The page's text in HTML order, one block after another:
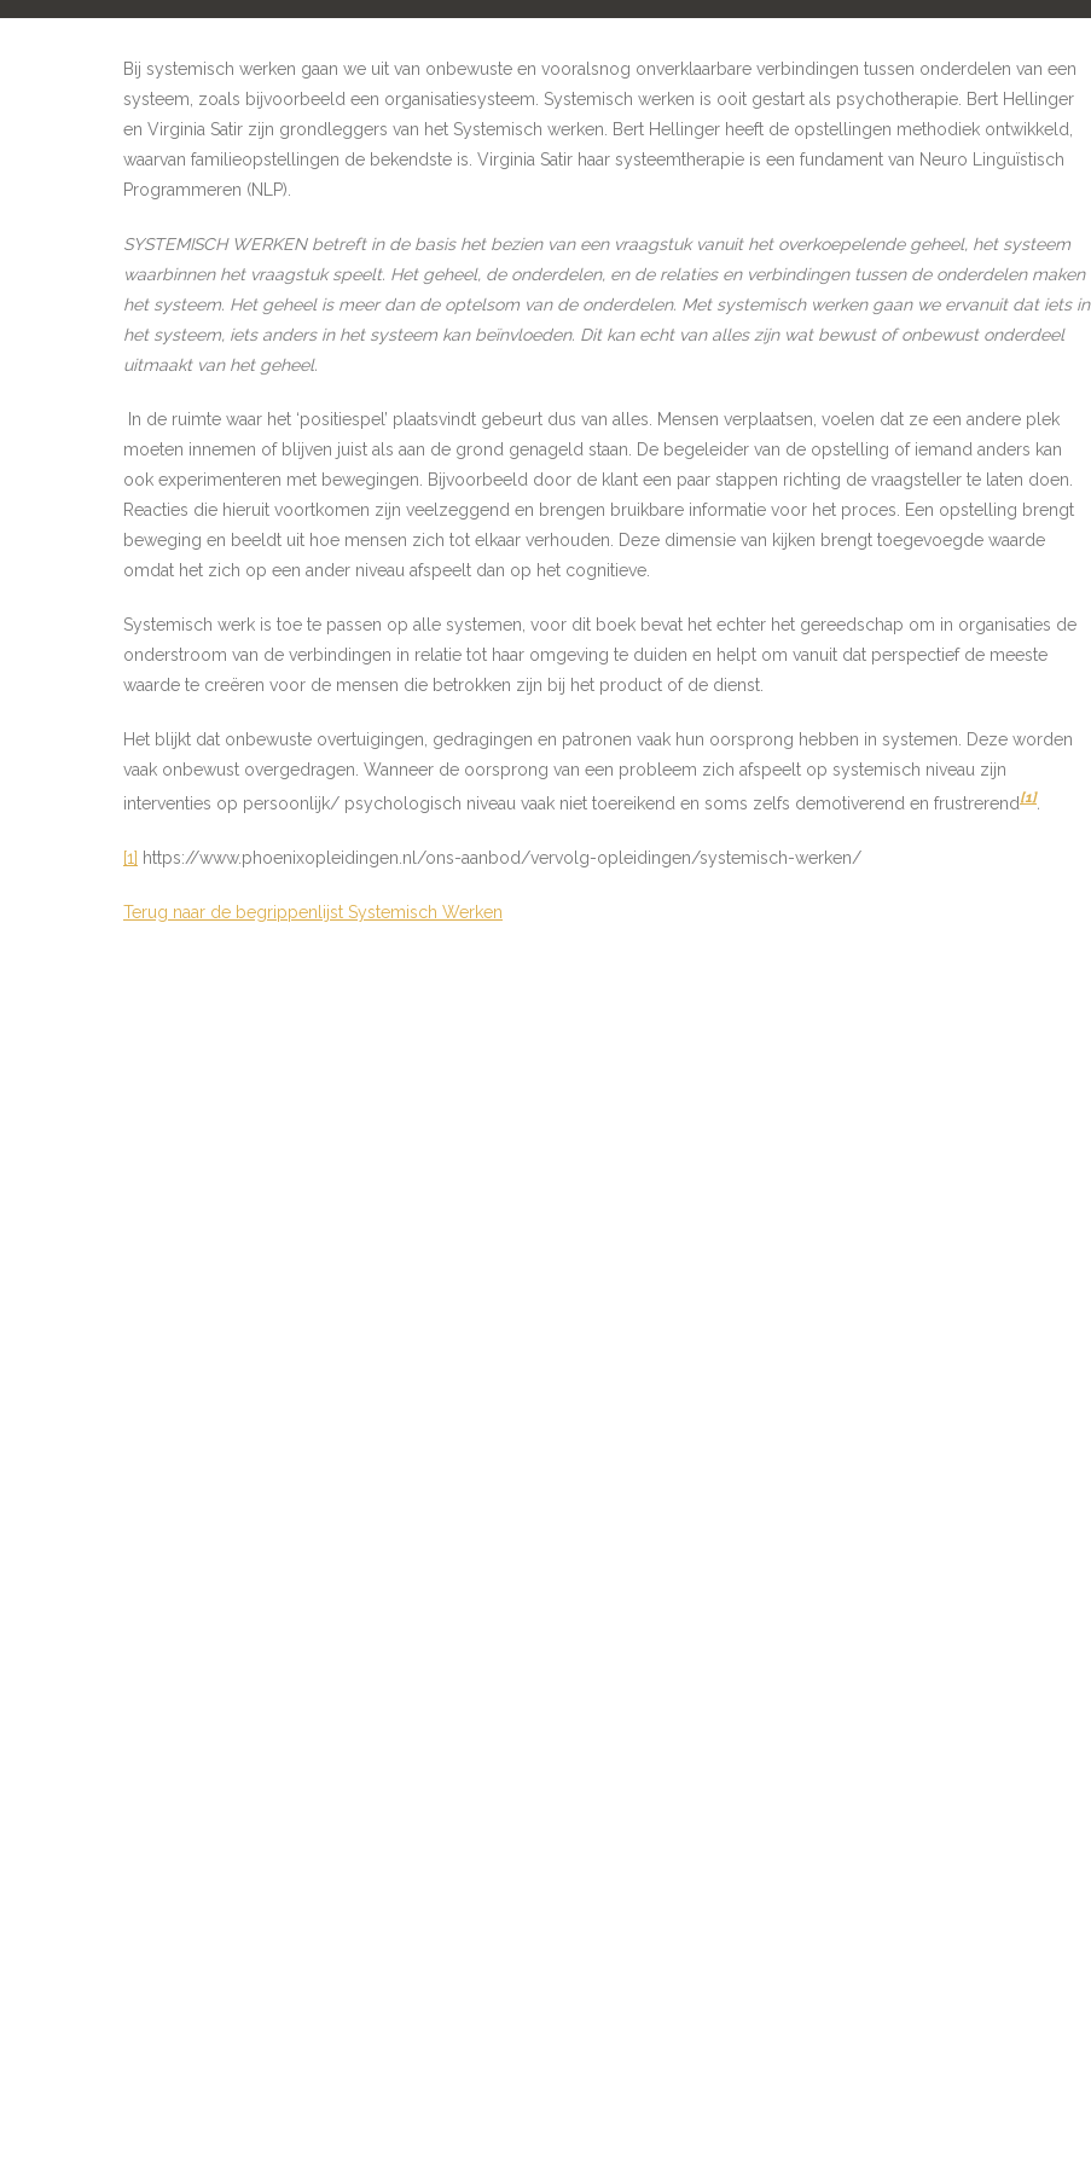
Bij systemisch werken gaan we uit van onbewuste en vooralsnog onverklaarbare verbindingen tussen onderdelen van een
systeem, zoals bijvoorbeeld een organisatiesysteem. Systemisch werken is ooit gestart als psychotherapie. Bert Hellinger
en Virginia Satir zijn grondleggers van het Systemisch werken. Bert Hellinger heeft de opstellingen methodiek ontwikkeld,
waarvan familieopstellingen de bekendste is. Virginia Satir haar systeemtherapie is een fundament van Neuro Linguïstisch
Programmeren (NLP).
SYSTEMISCH WERKEN betreft in de basis het bezien van een vraagstuk vanuit het overkoepelende geheel, het systeem
waarbinnen het vraagstuk speelt. Het geheel, de onderdelen, en de relaties en verbindingen tussen de onderdelen maken
het systeem. Het geheel is meer dan de optelsom van de onderdelen. Met systemisch werken gaan we ervanuit dat iets in
het systeem, iets anders in het systeem kan beïnvloeden. Dit kan echt van alles zijn wat bewust of onbewust onderdeel
uitmaakt van het geheel.
In de ruimte waar het ‘positiespel’ plaatsvindt gebeurt dus van alles. Mensen verplaatsen, voelen dat ze een andere plek
moeten innemen of blijven juist als aan de grond genageld staan. De begeleider van de opstelling of iemand anders kan
ook experimenteren met bewegingen. Bijvoorbeeld door de klant een paar stappen richting de vraagsteller te laten doen.
Reacties die hieruit voortkomen zijn veelzeggend en brengen bruikbare informatie voor het proces. Een opstelling brengt
beweging en beeldt uit hoe mensen zich tot elkaar verhouden. Deze dimensie van kijken brengt toegevoegde waarde
omdat het zich op een ander niveau afspeelt dan op het cognitieve.
Systemisch werk is toe te passen op alle systemen, voor dit boek bevat het echter het gereedschap om in organisaties de
onderstroom van de verbindingen in relatie tot haar omgeving te duiden en helpt om vanuit dat perspectief de meeste
waarde te creëren voor de mensen die betrokken zijn bij het product of de dienst.
Het blijkt dat onbewuste overtuigingen, gedragingen en patronen vaak hun oorsprong hebben in systemen. Deze worden
vaak onbewust overgedragen. Wanneer de oorsprong van een probleem zich afspeelt op systemisch niveau zijn
interventies op persoonlijk/ psychologisch niveau vaak niet toereikend en soms zelfs demotiverend en frustrerend [1].
[1] https://www.phoenixopleidingen.nl/ons-aanbod/vervolg-opleidingen/systemisch-werken/
Terug naar de begrippenlijst Systemisch Werken